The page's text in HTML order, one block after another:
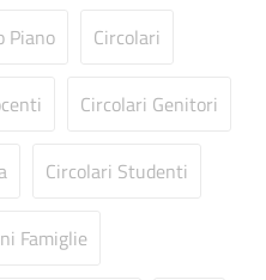
Piano Circolari
Circolari Genitori
Circolari Studenti
Famiglie